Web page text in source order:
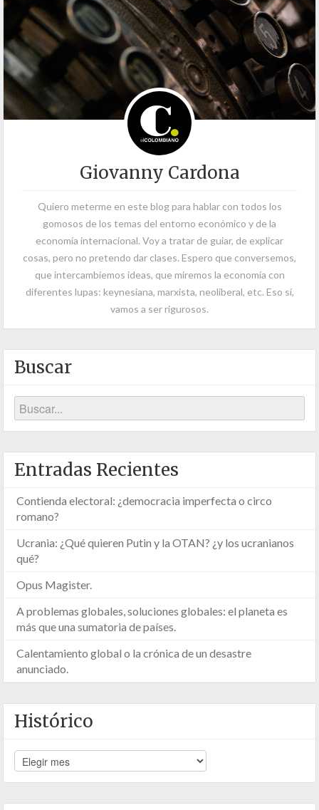
Giovanny Cardona
Quiero meterme en este blog para hablar con todos los
gomosos de los temas del entorno económico y de la
economía internacional. Voy a tratar de guiar, de explicar
cosas, pero no pretendo dar clases. Espero que conversemos,
que intercambiemos ideas, que miremos la economía con
diferentes lupas: keynesiana, marxista, neoliberal, etc. Eso sí,
vamos a ser rigurosos.
Buscar
Entradas Recientes
Contienda electoral: ¿democracia imperfecta o circo
romano?
Ucrania: ¿Qué quieren Putin y la OTAN? ¿y los ucranianos
qué?
Opus Magister.
A problemas globales, soluciones globales: el planeta es
más que una sumatoria de países.
Calentamiento global o la crónica de un desastre
anunciado.
Histórico